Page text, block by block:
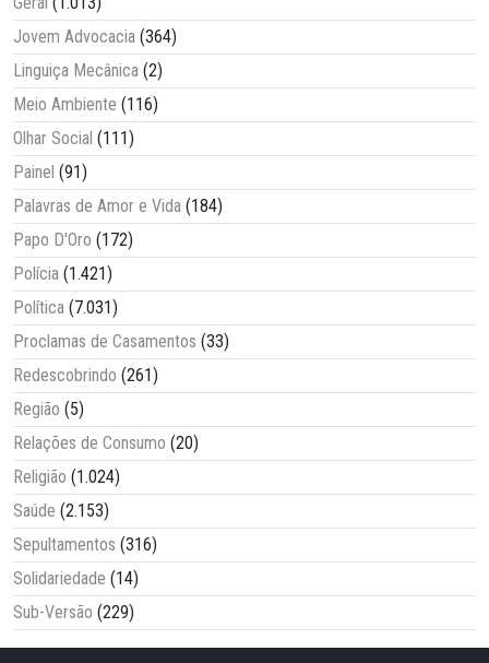
Jovem Advocacia (364)
Linguiça Mecânica (2)
Meio Ambiente (116)
Olhar Social (111)
Painel (91)
Palavras de Amor e Vida (184)
Papo D'Oro (172)
Polícia (1.421)
Política (7.031)
Proclamas de Casamentos (33)
Redescobrindo (261)
Região (5)
Relações de Consumo (20)
Religião (1.024)
Saúde (2.153)
Sepultamentos (316)
Solidariedade (14)
Sub-Versão (229)